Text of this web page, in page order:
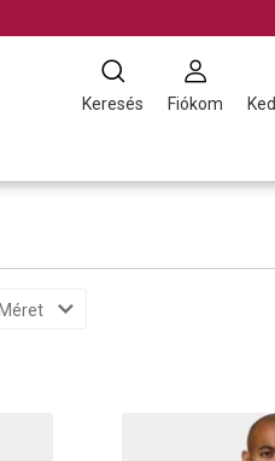
Keresés Fiókom
Méret